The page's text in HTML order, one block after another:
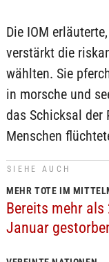
Die IOM
verstärkt die
wählten. Sie
in morsche und
das Schicksal der
Menschen
SIEHE AUCH
MEHR TOTE IM
Bereits mehr
Januar